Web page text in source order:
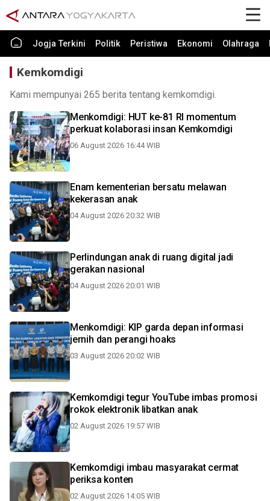
Jogja Terkini Politik Peristiwa Ekonomi Olahraga
Kemkomdigi
Kami mempunyai 265 berita tentang kemkomdigi.
Menkomdigi: HUT ke-81 RI momentum
perkuat kolaborasi insan Kemkomdigi
06 August 2026 16:44 WIB
Enam kementerian bersatu melawan
kekerasan anak
04 August 2026 20:32 WIB
Perlindungan anak di ruang digital jadi
gerakan nasional
04 August 2026 20:01 WIB
Menkomdigi: KIP garda depan informasi
jernih dan perangi hoaks
03 August 2026 20:02 WIB
Kemkomdigi tegur YouTube imbas promosi
rokok elektronik libatkan anak
02 August 2026 19:57 WIB
Kemkomdigi imbau masyarakat cermat
periksa konten
02 August 2026 14:05 WIB